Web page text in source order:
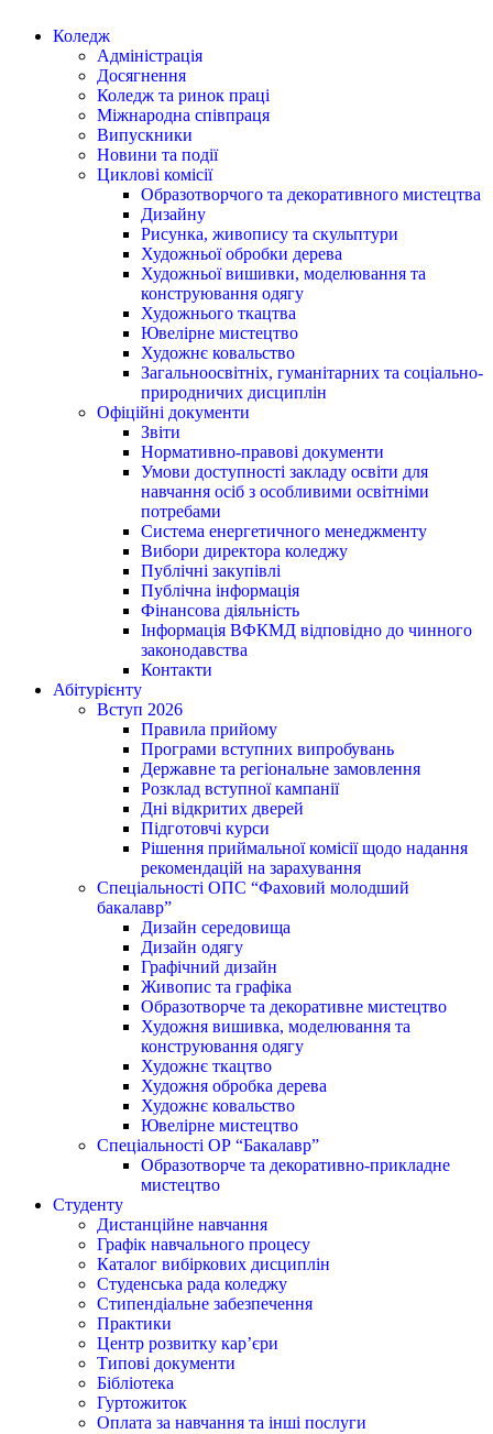
Коледж
Адміністрація
Досягнення
Коледж та ринок праці
Міжнародна співпраця
Випускники
Новини та події
Циклові комісії
Образотворчого та декоративного мистецтва
Дизайну
Рисунка, живопису та скульптури
Художньої обробки дерева
Художньої вишивки, моделювання та
конструювання одягу
Художнього ткацтва
Ювелірне мистецтво
Художнє ковальство
Загальноосвітніх, гуманітарних та соціально-
природничих дисциплін
Офіційні документи
Звіти
Нормативно-правові документи
Умови доступності закладу освіти для
навчання осіб з особливими освітніми
потребами
Система енергетичного менеджменту
Вибори директора коледжу
Публічні закупівлі
Публічна інформація
Фінансова діяльність
Інформація ВФКМД відповідно до чинного
законодавства
Контакти
Абітурієнту
Вступ 2026
Правила прийому
Програми вступних випробувань
Державне та регіональне замовлення
Розклад вступної кампанії
Дні відкритих дверей
Підготовчі курси
Рішення приймальної комісії щодо надання
рекомендацій на зарахування
Спеціальності ОПС “Фаховий молодший
бакалавр”
Дизайн середовища
Дизайн одягу
Графічний дизайн
Живопис та графіка
Образотворче та декоративне мистецтво
Художня вишивка, моделювання та
конструювання одягу
Художнє ткацтво
Художня обробка дерева
Художнє ковальство
Ювелірне мистецтво
Спеціальності ОР “Бакалавр”
Образотворче та декоративно-прикладне
мистецтво
Студенту
Дистанційне навчання
Графік навчального процесу
Каталог вибіркових дисциплін
Студенська рада коледжу
Стипендіальне забезпечення
Практики
Центр розвитку кар’єри
Типові документи
Бібліотека
Гуртожиток
Оплата за навчання та інші послуги